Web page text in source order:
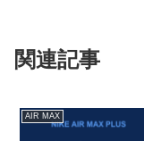
関連記事
AIR MAX